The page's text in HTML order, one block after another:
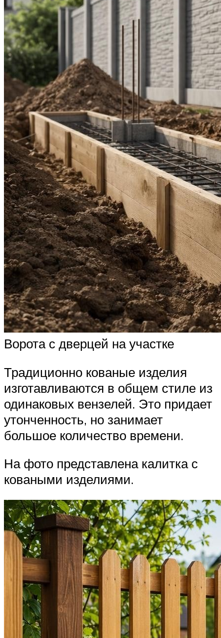
Ворота с дверцей на участке
Традиционно кованые изделия
изготавливаются в общем стиле из
одинаковых вензелей. Это придает
утонченность, но занимает
большое количество времени.
На фото представлена калитка с
коваными изделиями.